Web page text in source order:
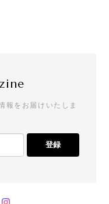
報をお届けいたしま
登録